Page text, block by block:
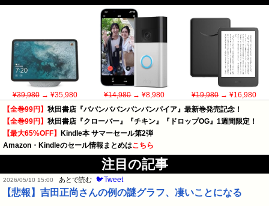
¥39,980→ ¥35,980 ¥14,980→ ¥8,980 ¥19,980→ ¥16,980
【全巻99円】 秋田書店『ババンババンバンバンパイア』最新巻発売記念！
【全巻99円】 秋田書店『クローバー』『チキン』『ドロップOG』1週間限定！
【最大65%OFF】
Kindle本 サマーセール第2弾
Amazon・Kindleのセール情報まとめはこちら
注目の記事
2026/05/10 15:00 あとで読む 🐦Tweet
【悲報】吉田正尚さんの例の謎グラフ、凄いことになる